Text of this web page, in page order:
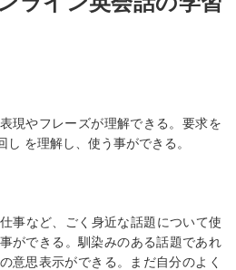
現やフレーズが理解できる。要求を
を理解し、使う事ができる。
事など、ごく身近な話題について使
ができる。馴染みのある話題であれ
意思表示ができる。まだ自分のよく